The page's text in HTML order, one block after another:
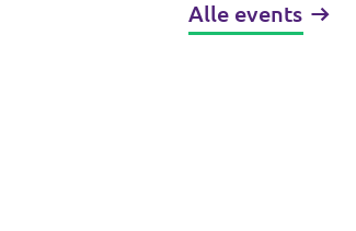
Alle events